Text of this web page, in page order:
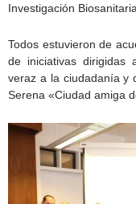
Investigación
Todos estuvieron de
de iniciativas dirigidas
veraz a la ciudadanía y
Serena «Ciudad amiga